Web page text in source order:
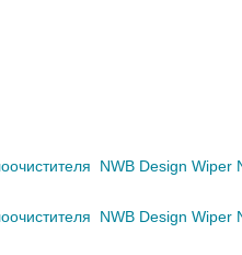
NWB Design Wiper
NWB Design Wiper